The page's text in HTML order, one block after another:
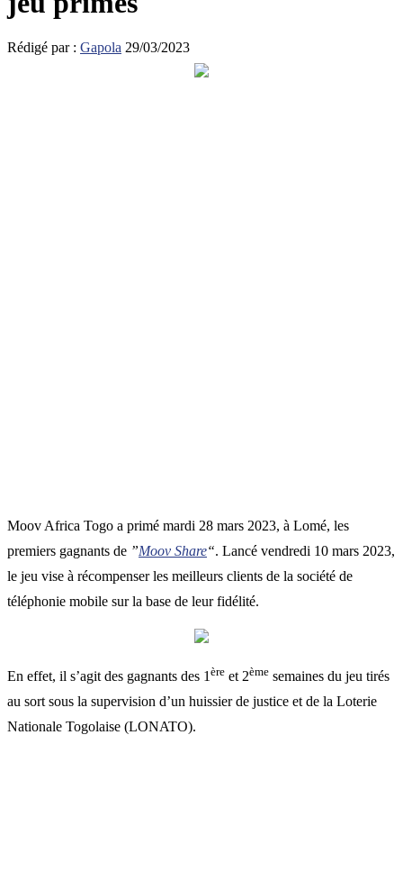
Rédigé par : Gapola 29/03/2023
Moov Africa Togo a primé mardi 28 mars 2023, à Lomé, les
premiers gagnants de ”Moov Share“. Lancé vendredi 10 mars 2023,
le jeu vise à récompenser les meilleurs clients de la société de
téléphonie mobile sur la base de leur fidélité.
En effet, il s’agit des gagnants des 1 ère et 2ème semaines du jeu tirés
au sort sous la supervision d’un huissier de justice et de la Loterie
Nationale Togolaise (LONATO).